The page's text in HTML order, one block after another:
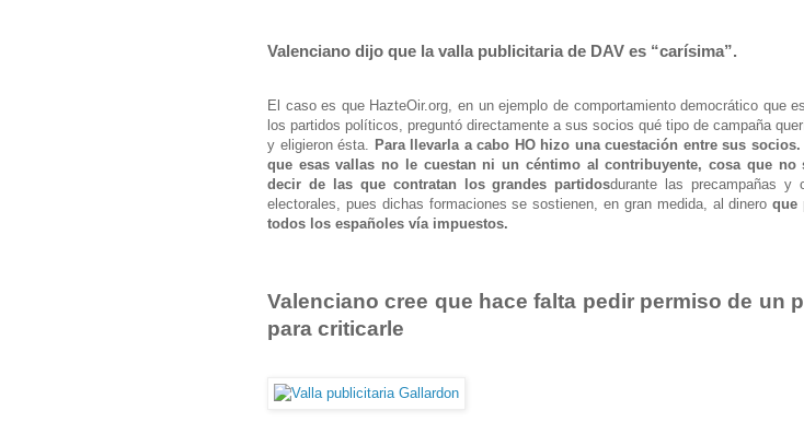
Valenciano dijo que la valla publicitaria de DAV es “carísima”.
El caso es que HazteOir.org, en un ejemplo de comportamiento democrático que
los partidos políticos, preguntó directamente a sus socios qué tipo de campaña
y eligieron ésta. Para llevarla a cabo HO hizo una cuestación entre sus socios.
que esas vallas no le cuestan ni un céntimo al contribuyente, cosa que no
decir de las que contratan los grandes partidosdurante las precampañas y
electorales, pues dichas formaciones se sostienen, en gran medida, al dineroque
todos los españoles vía impuestos.
Valenciano cree que hace falta pedir permiso de un
para criticarle